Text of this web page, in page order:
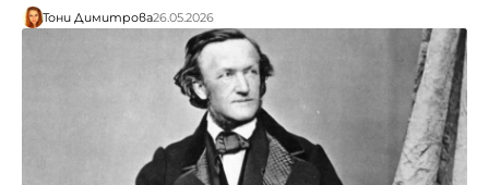
Тони Димитрова26.05.2026